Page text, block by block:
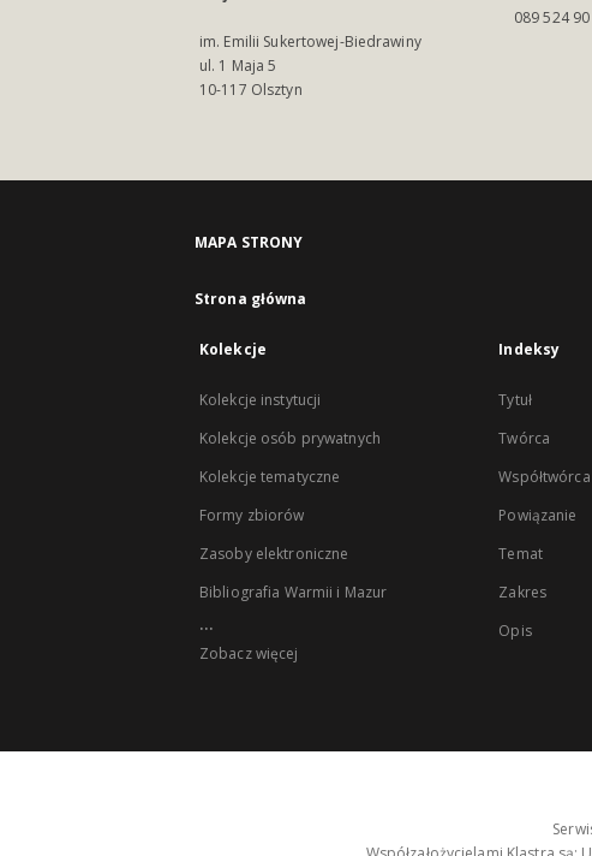
im. Emilii Sukertowej-Biedrawiny
ul. 1 Maja 5
10-117 Olsztyn
089 524
MAPA STRONY
Strona główna
Kolekcje
Kolekcje instytucji
Kolekcje osób prywatnych
Kolekcje tematyczne
Formy zbiorów
Zasoby elektroniczne
Bibliografia Warmii i Mazur
...
Zobacz więcej
Indeksy
Tytuł
Twórca
Współtwórca
Powiązanie
Temat
Zakres
Opis